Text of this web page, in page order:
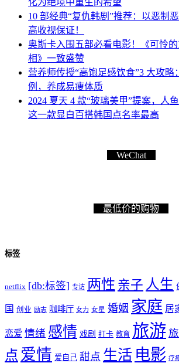
化为绝境中重生的希望
10 部经典“复仇韩剧”推荐：以恶制
高收视保证！
奥斯卡入围五部必看电影！《可怜
相》一致盛赞
营养师传授“高饱足感饮食”3 大攻略
例，养成易瘦体质
2024 夏天 4 款“玻璃美甲”提案，
这一款显白百搭韩国点名率最高
WeChat
最低价的购物
标签
netflix [db:标签] 专访 两性 亲子 人生
国 创业 励志 咖啡厅 女力 女星 婚姻 家庭 居
恋爱 情绪 感情 戏剧 打卡 教育 旅游
点 爱情 爱自己 甜点 生活 电影 疗